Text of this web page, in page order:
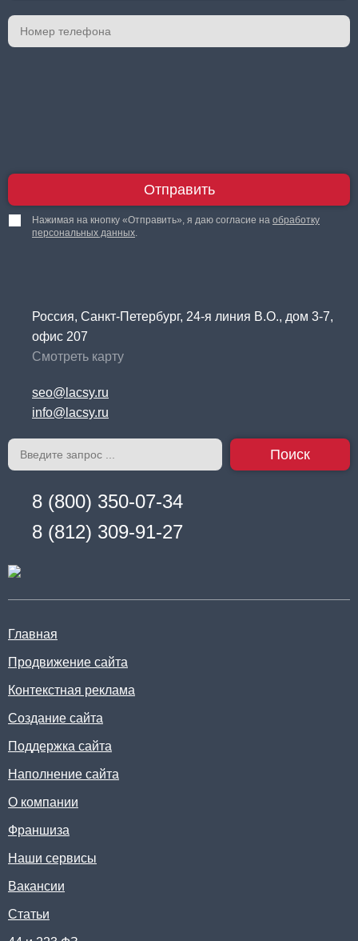
Отправить
Нажимая на кнопку «Отправить», я даю согласие на обработку
персональных данных.
Россия, Санкт-Петербург, 24-я линия В.О., дом 3-7,
офис 207
Смотреть карту
seo@lacsy.ru
info@lacsy.ru
Поиск
8 (800) 350-07-34
8 (812) 309-91-27
Главная
Продвижение сайта
Контекстная реклама
Создание сайта
Поддержка сайта
Наполнение сайта
О компании
Франшиза
Наши сервисы
Вакансии
Статьи